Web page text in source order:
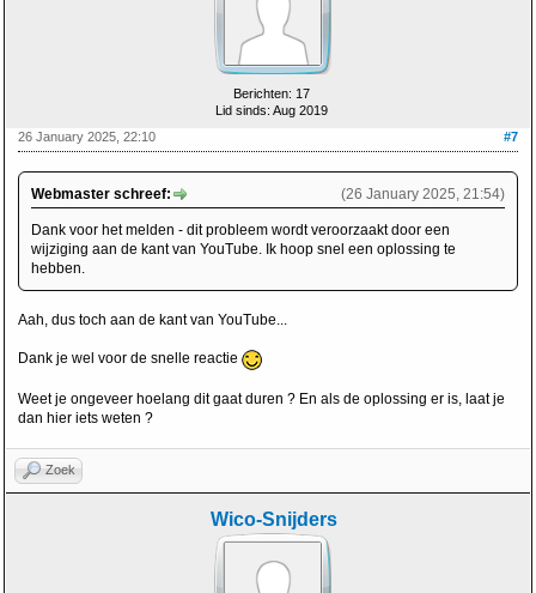
Berichten: 17
Lid sinds: Aug 2019
#7
26 January 2025, 22:10
(26 January 2025, 21:54)
Webmaster schreef:
Dank voor het melden - dit probleem wordt veroorzaakt door een
wijziging aan de kant van YouTube. Ik hoop snel een oplossing te
hebben.
Aah, dus toch aan de kant van YouTube...
Dank je wel voor de snelle reactie
Weet je ongeveer hoelang dit gaat duren ? En als de oplossing er is, laat je
dan hier iets weten ?
Zoek
Wico-Snijders